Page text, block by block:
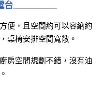
台
便，且空間約可以容納約
桌椅安排空間寬敞。
房空間規劃不錯，沒有油